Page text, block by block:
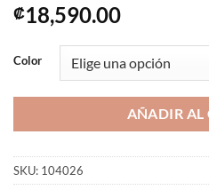
₡18,590.00
Color
AÑADIR AL
SKU: 104026